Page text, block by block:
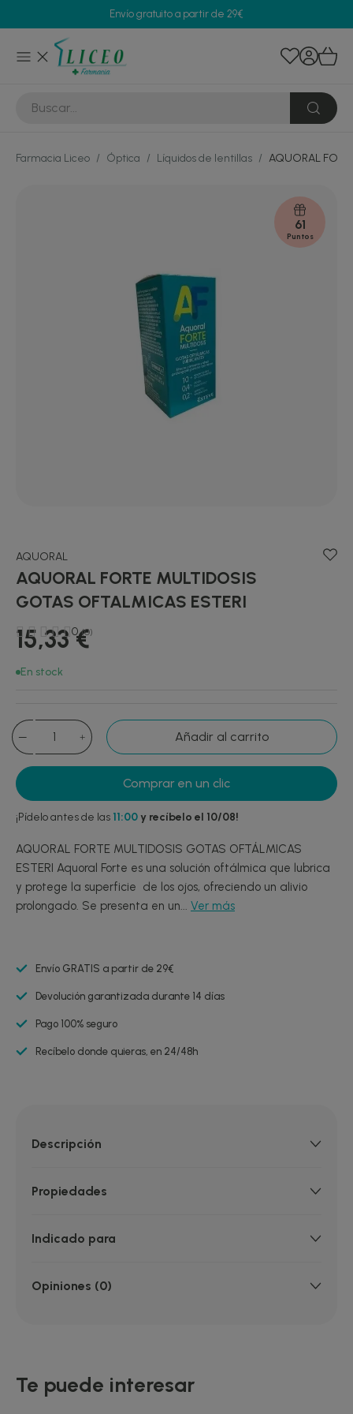
Envío gratuito a partir de 29€
Farmacia Liceo / Óptica / Líquidos de lentillas / AQUORAL
61
Puntos
AQUORAL
AQUORAL FORTE MULTIDOSIS
GOTAS OFTALMICAS ESTERI
15,33 €
0 (0)
En stock
Añadir al carrito
Comprar en un clic
¡Pídelo antes de las 11:00y recíbelo el 10/08!
AQUORAL FORTE MULTIDOSIS GOTAS OFTÁLMICAS
ESTERI Aquoral Forte es una solución oftálmica que lubrica
y protege la superficie de los ojos, ofreciendo un alivio
prolongado. Se presenta en un... Ver más
Envío GRATIS a partir de 29€
Devolución garantizada durante 14 días
Pago 100% seguro
Recíbelo donde quieras, en 24/48h
Descripción
Propiedades
Indicado para
Opiniones (0)
Te puede interesar